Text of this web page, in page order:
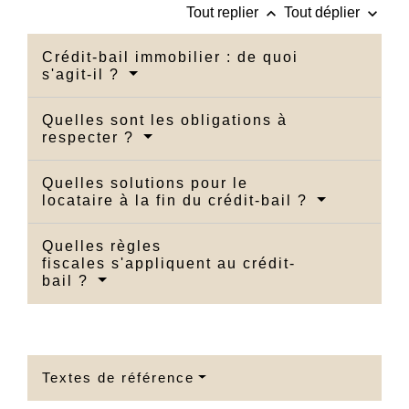
Tout replier keyboard_arrow_up Tout déplier keyboard_arrow_down
Crédit-bail immobilier : de quoi
s'agit-il ?
Quelles sont les obligations à
respecter ?
Quelles solutions pour le
locataire à la fin du crédit-bail ?
Quelles règles
fiscales s'appliquent au crédit-
bail ?
Textes de référence